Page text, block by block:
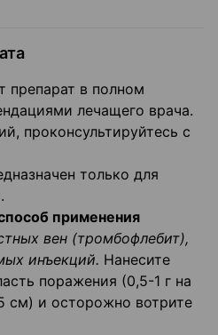
препарат в полном
лечащего врача.
проконсультируйтесь с
только для
применения
вен (тромбофлебит),
инъекций. Нанесите
поражения (0,5-1 г на
см) и осторожно вотрите